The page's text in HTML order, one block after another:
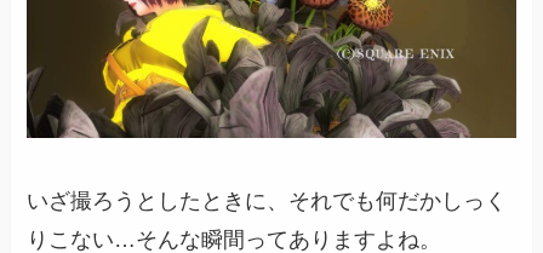
いざ撮ろうとしたときに、それでも何だかしっく
りこない…そんな瞬間ってありますよね。